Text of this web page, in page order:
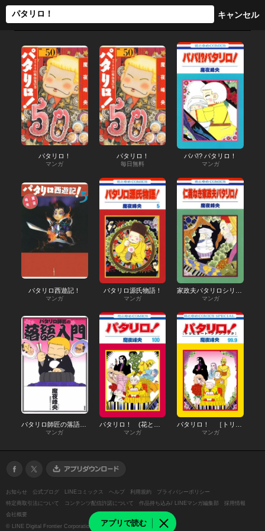
アプリで読む
パタリロ！
マンガ
パタリロ！
毎日無料
パパ!? パタリロ！
マンガ
パタリロ西遊記！
マンガ
パタリロ源氏物語！
マンガ マンガ
マンガ マンガ マンガ
お知らせ 公式ブログ LINEコミックス ヘルプ 利用規約
プライバシーポリシー
特定商取引法について
コンテンツ配信許諾について 作品持ち込み/ LINEマンガ編集部
採用情報
会社概要
© LINE Digital Frontier Corporation